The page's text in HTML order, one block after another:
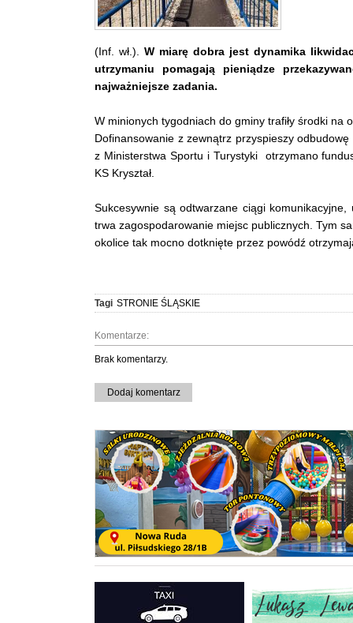
(Inf. wł.). W miarę dobra jest dynamika
utrzymaniu pomagają pieniądze
najważniejsze zadania.
W minionych tygodniach do gminy trafiły środki na
Dofinansowanie z zewnątrz przyspieszy
z Ministerstwa Sportu i Turystyki otrzymano
KS Kryształ.
Sukcesywnie są odtwarzane ciągi
trwa zagospodarowanie miejsc publicznych. Tym
okolice tak mocno dotknięte przez powódź
Tagi STRONIE ŚLĄSKIE
Komentarze:
Brak komentarzy.
Dodaj komentarz